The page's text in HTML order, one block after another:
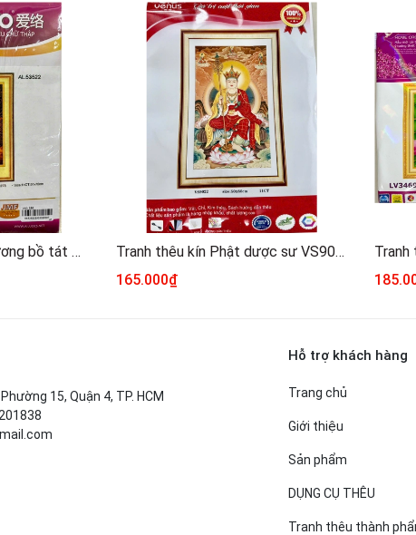
Tranh thêu địa tạng vương bồ tát AL53522, kích thước 51 x 72 cm
Tranh thêu kín Phật dược sư VS9022, kích thước 50 x 80 cm
165.000₫
15, Quận 4, TP. HCM
Hỗ trợ khách hàng
Trang chủ
Giới thiệu
Sản phẩm
DỤNG CỤ THÊU
Tranh thêu thành